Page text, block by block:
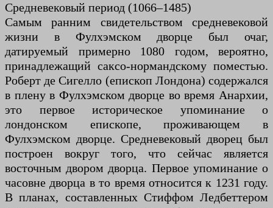
Средневековый период (1066–1485)
Самым ранним свидетельством средневековой
жизни в Фулхэмском дворце был очаг,
датируемый примерно 1080 годом, вероятно,
принадлежащий саксо-нормандскому поместью.
Роберт де Сигелло (епископ Лондона) содержался
в плену в Фулхэмском дворце во время Анархии,
это первое историческое упоминание о
лондонском епископе, проживающем в
Фулхэмском дворце. Средневековый дворец был
построен вокруг того, что сейчас является
восточным двором дворца. Первое упоминание о
часовне дворца в то время относится к 1231 году.
В планах, составленных Стиффом Ледбеттером